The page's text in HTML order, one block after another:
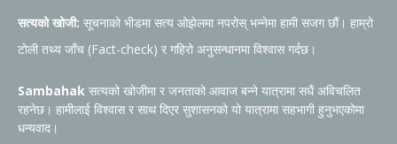
सत्यको खोजी: सूचनाको भीडमा सत्य ओझेलमा नपरोस् भन्नेमा हामी सजग छौं। हाम्रो
टोली तथ्य जाँच (Fact-check) र गहिरो अनुसन्धानमा विश्वास गर्दछ।
Sambahak सत्यको खोजीमा र जनताको आवाज बन्ने यात्रामा सधैं अविचलित
रहनेछ। हामीलाई विश्वास र साथ दिएर सुशासनको यो यात्रामा सहभागी हुनुभएकोमा
धन्यवाद।